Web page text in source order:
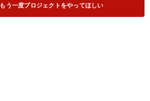
もう一度プロジェクトをやってほしい